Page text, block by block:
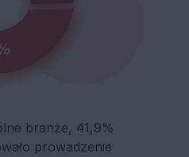
branże, 41,9%
prowadzenie